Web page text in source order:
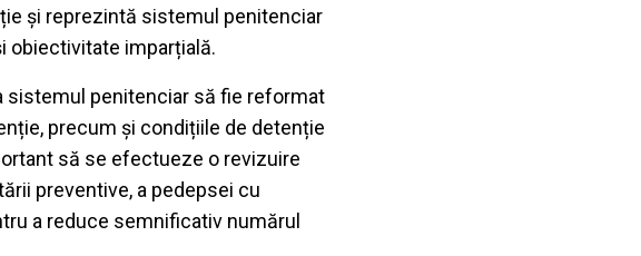
și reprezintă sistemul penitenciar
obiectivitate imparțială.
sistemul penitenciar să fie reformat
precum și condițiile de detenție
să se efectueze o revizuire
preventive, a pedepsei cu
a reduce semnificativ numărul